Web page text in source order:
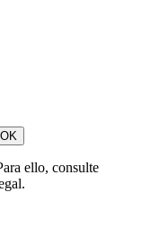
OK
ello, consulte